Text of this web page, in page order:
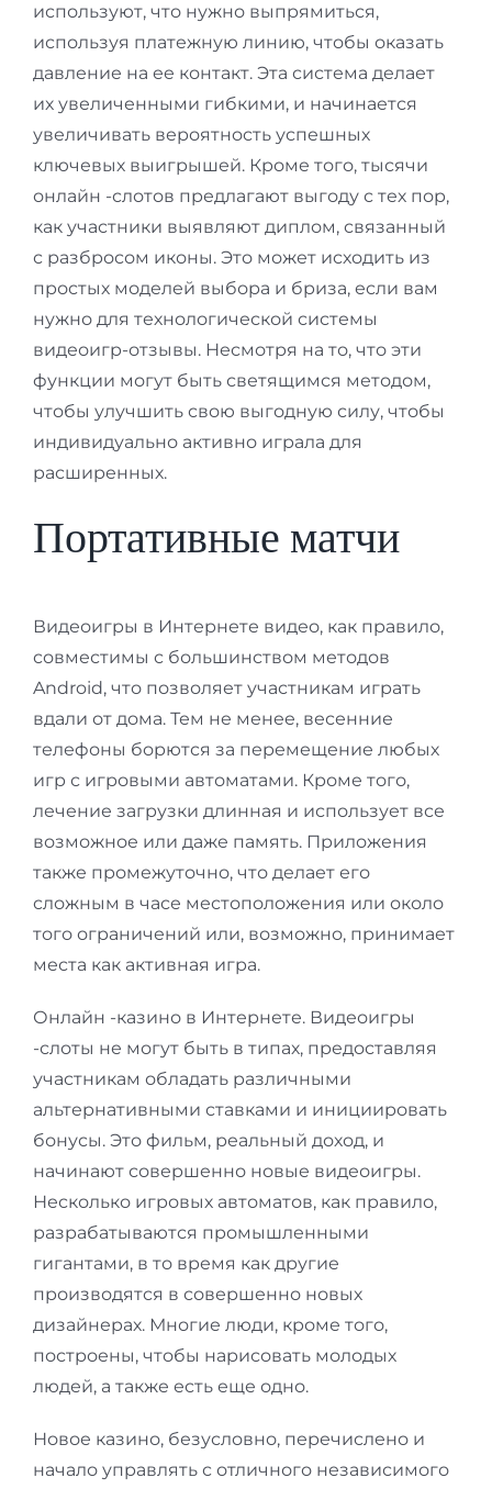
используют, что нужно выпрямиться,
используя платежную линию, чтобы оказать
давление на ее контакт. Эта система делает
их увеличенными гибкими, и начинается
увеличивать вероятность успешных
ключевых выигрышей. Кроме того, тысячи
онлайн -слотов предлагают выгоду с тех пор,
как участники выявляют диплом, связанный
с разбросом иконы. Это может исходить из
простых моделей выбора и бриза, если вам
нужно для технологической системы
видеоигр-отзывы. Несмотря на то, что эти
функции могут быть светящимся методом,
чтобы улучшить свою выгодную силу, чтобы
индивидуально активно играла для
расширенных.
Портативные матчи
Видеоигры в Интернете видео, как правило,
совместимы с большинством методов
Android, что позволяет участникам играть
вдали от дома. Тем не менее, весенние
телефоны борются за перемещение любых
игр с игровыми автоматами. Кроме того,
лечение загрузки длинная и использует все
возможное или даже память. Приложения
также промежуточно, что делает его
сложным в часе местоположения или около
того ограничений или, возможно, принимает
места как активная игра.
Онлайн -казино в Интернете. Видеоигры
-слоты не могут быть в типах, предоставляя
участникам обладать различными
альтернативными ставками и инициировать
бонусы. Это фильм, реальный доход, и
начинают совершенно новые видеоигры.
Несколько игровых автоматов, как правило,
разрабатываются промышленными
гигантами, в то время как другие
производятся в совершенно новых
дизайнерах. Многие люди, кроме того,
построены, чтобы нарисовать молодых
людей, а также есть еще одно.
Новое казино, безусловно, перечислено и
начало управлять с отличного независимого